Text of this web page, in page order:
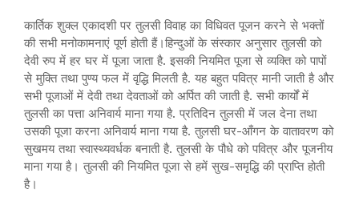
कार्तिक शुक्ल एकादशी पर तुलसी विवाह का विधिवत पूजन करने से भक्तों
की सभी मनोकामनाएं पूर्ण होती हैं।हिन्दुओं के संस्कार अनुसार तुलसी को
देवी रुप में हर घर में पूजा जाता है. इसकी नियमित पूजा से व्यक्ति को पापों
से मुक्ति तथा पुण्य फल में वृद्धि मिलती है. यह बहुत पवित्र मानी जाती है और
सभी पूजाओं में देवी तथा देवताओं को अर्पित की जाती है. सभी कार्यों में
तुलसी का पत्ता अनिवार्य माना गया है. प्रतिदिन तुलसी में जल देना तथा
उसकी पूजा करना अनिवार्य माना गया है. तुलसी घर-आँगन के वातावरण को
सुखमय तथा स्वास्थ्यवर्धक बनाती है. तुलसी के पौधे को पवित्र और पूजनीय
माना गया है। तुलसी की नियमित पूजा से हमें सुख-समृद्धि की प्राप्ति होती
है।